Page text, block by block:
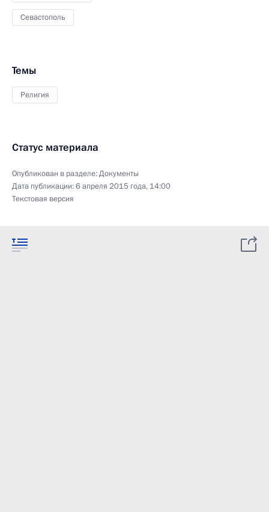
Севастополь
Темы
Религия
Статус материала
Опубликован в разделе:Документы
Дата публикации:6 апреля 2015 года, 14:00
Текстовая версия